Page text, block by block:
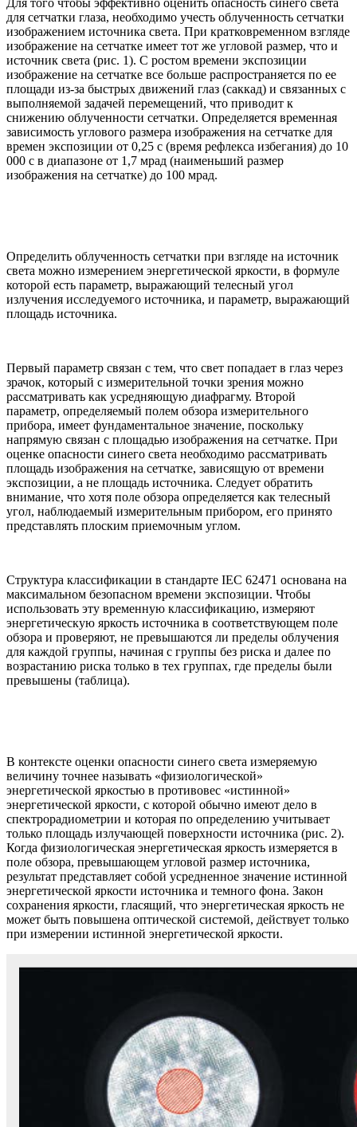
Для того чтобы эффективно оценить опасность синего света
для сетчатки глаза, необходимо учесть облученность сетчатки
изображением источника света. При кратковременном взгляде
изображение на сетчатке имеет тот же угловой размер, что и
источник света (рис. 1). С ростом времени экспозиции
изображение на сетчатке все больше распространяется по ее
площади из-за быстрых движений глаз (саккад) и связанных с
выполняемой задачей перемещений, что приводит к
снижению облученности сетчатки. Определяется временная
зависимость углового размера изображения на сетчатке для
времен экспозиции от 0,25 с (время рефлекса избегания) до 10
000 с в диапазоне от 1,7 мрад (наименьший размер
изображения на сетчатке) до 100 мрад.
Определить облученность сетчатки при взгляде на источник
света можно измерением энергетической яркости, в формуле
которой есть параметр, выражающий телесный угол
излучения исследуемого источника, и параметр, выражающий
площадь источника.
Первый параметр связан с тем, что свет попадает в глаз через
зрачок, который с измерительной точки зрения можно
рассматривать как усредняющую диафрагму. Второй
параметр, определяемый полем обзора измерительного
прибора, имеет фундаментальное значение, поскольку
напрямую связан с площадью изображения на сетчатке. При
оценке опасности синего света необходимо рассматривать
площадь изображения на сетчатке, зависящую от времени
экспозиции, а не площадь источника. Следует обратить
внимание, что хотя поле обзора определяется как телесный
угол, наблюдаемый измерительным прибором, его принято
представлять плоским приемочным углом.
Структура классификации в стандарте IEC 62471 основана на
максимальном безопасном времени экспозиции. Чтобы
использовать эту временную классификацию, измеряют
энергетическую яркость источника в соответствующем поле
обзора и проверяют, не превышаются ли пределы облучения
для каждой группы, начиная с группы без риска и далее по
возрастанию риска только в тех группах, где пределы были
превышены (таблица).
В контексте оценки опасности синего света измеряемую
величину точнее называть «физиологической»
энергетической яркостью в противовес «истинной»
энергетической яркости, с которой обычно имеют дело в
спектрорадиометрии и которая по определению учитывает
только площадь излучающей поверхности источника (рис. 2).
Когда физиологическая энергетическая яркость измеряется в
поле обзора, превышающем угловой размер источника,
результат представляет собой усредненное значение истинной
энергетической яркости источника и темного фона. Закон
сохранения яркости, гласящий, что энергетическая яркость не
может быть повышена оптической системой, действует только
при измерении истинной энергетической яркости.